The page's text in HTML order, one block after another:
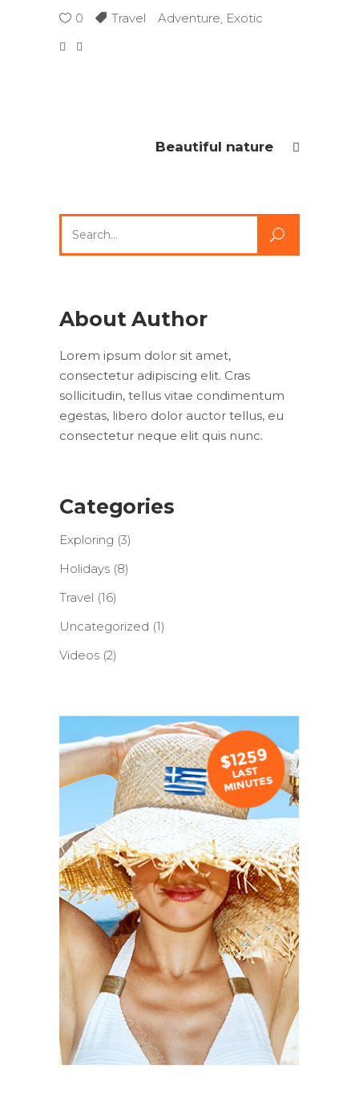
0 Travel Adventure, Exotic
Beautiful nature
for:
About Author
Lorem ipsum dolor sit amet,
consectetur adipiscing elit. Cras
sollicitudin, tellus vitae condimentum
egestas, libero dolor auctor tellus, eu
consectetur neque elit quis nunc.
Categories
Exploring (3)
Holidays (8)
Travel (16)
Uncategorized (1)
Videos (2)